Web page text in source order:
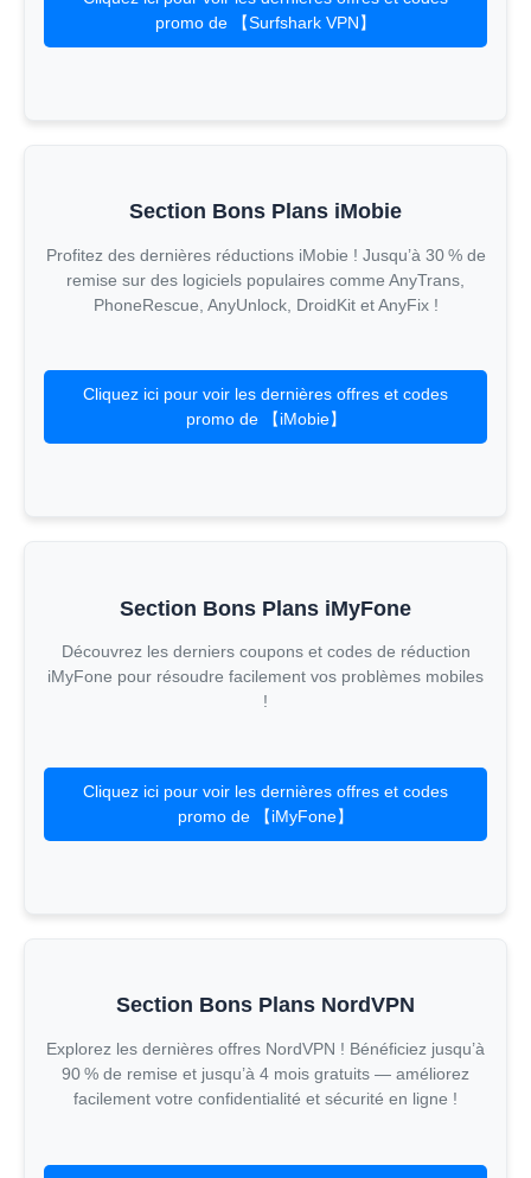
promo de 【Surfshark VPN】
Section Bons Plans iMobie
Profitez des dernières réductions iMobie ! Jusqu’à 30 % de
remise sur des logiciels populaires comme AnyTrans,
PhoneRescue, AnyUnlock, DroidKit et AnyFix !
Cliquez ici pour voir les dernières offres et codes
promo de 【iMobie】
Section Bons Plans iMyFone
Découvrez les derniers coupons et codes de réduction
iMyFone pour résoudre facilement vos problèmes mobiles
!
Cliquez ici pour voir les dernières offres et codes
promo de 【iMyFone】
Section Bons Plans NordVPN
Explorez les dernières offres NordVPN ! Bénéficiez jusqu’à
90 % de remise et jusqu’à 4 mois gratuits — améliorez
facilement votre confidentialité et sécurité en ligne !